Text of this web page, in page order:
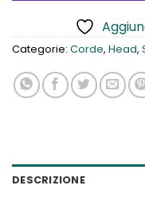
Categorie: Corde, Head,
DESCRIZIONE